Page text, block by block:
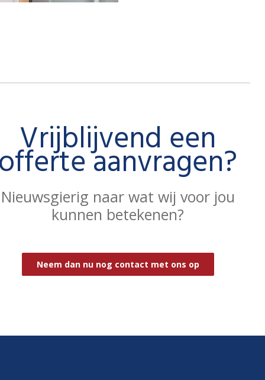
Vrijblijvend een
aanvragen?
Nieuwsgierig naar wat wij voor jou
kunnen betekenen?
Neem dan nu nog contact met ons op